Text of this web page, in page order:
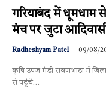
गरियाबंद में धूमधाम
मंच पर जुटा
Radheshyam Patel 09/08/
कृषि उपज मंडी रावणभाठा में
से पहुंचे…